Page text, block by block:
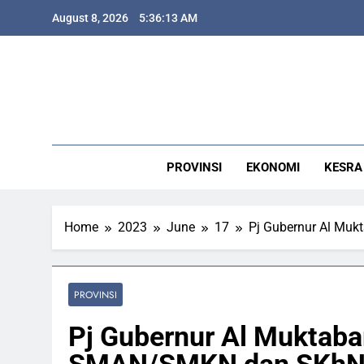
August 8, 2026 5:36:14 AM
PROVINSI EKONOMI KESRA
Home 2023 June 17 Pj Gubernur Al
PROVINSI
Pj Gubernur Al